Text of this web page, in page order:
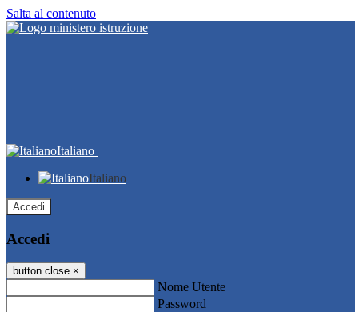
Salta al contenuto
Italiano
Italiano
Accedi
Accedi
button close ×
Nome Utente
Password